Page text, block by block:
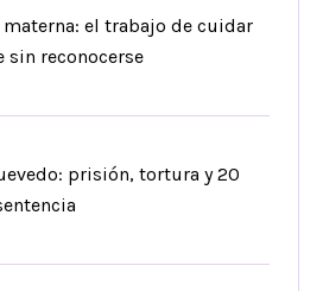
materna: el trabajo de cuidar
sin reconocerse
prisión, tortura y 20